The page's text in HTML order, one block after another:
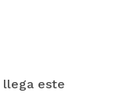
llega este